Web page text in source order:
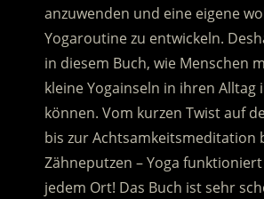
anzuwenden und eine eigene
Yogaroutine zu entwickeln.
in diesem Buch, wie Menschen
kleine Yogainseln in ihren Alltag
können. Vom kurzen Twist auf
bis zur Achtsamkeitsmeditation
Zähneputzen – Yoga
jedem Ort! Das Buch ist sehr